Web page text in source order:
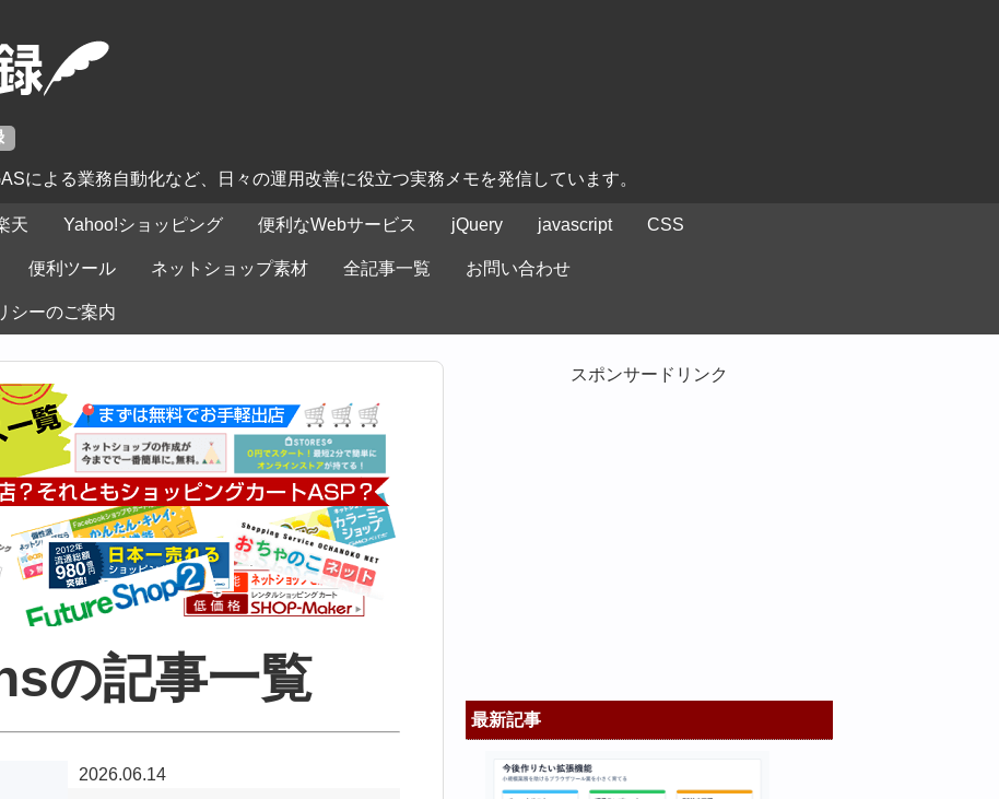
による業務自動化など、日々の運用改善に役立つ実務メモを発信しています。
天 Yahoo!ショッピング 便利なWebサービス jQuery javascript CSS
便利ツール ネットショップ素材 全記事一覧 お問い合わせ
シーのご案内
の記事一覧
2026.06.14
スポンサードリンク
最新記事